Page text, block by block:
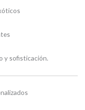
y sofisticación.